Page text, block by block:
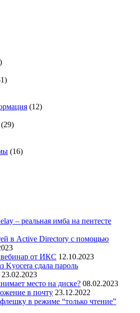
(12)
(29)
(16)
– реальная имба на пентесте
в Active Directory с помощью
от ИКС 12.10.2023
Kyocera сдала пароль
23.02.2023
место на диске? 08.02.2023
в почту 23.12.2022
в режиме “только чтение”